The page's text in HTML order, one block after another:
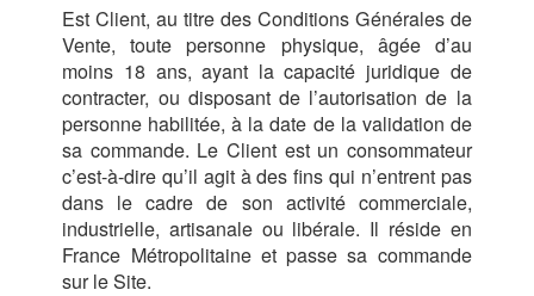
Est Client, au titre des Conditions Générales de
Vente, toute personne physique, âgée d’au
moins 18 ans, ayant la capacité juridique de
contracter, ou disposant de l’autorisation de la
personne habilitée, à la date de la validation de
sa commande. Le Client est un consommateur
c’est-à-dire qu’il agit à des fins qui n’entrent pas
dans le cadre de son activité commerciale,
industrielle, artisanale ou libérale. Il réside en
France Métropolitaine et passe sa commande
sur le Site.